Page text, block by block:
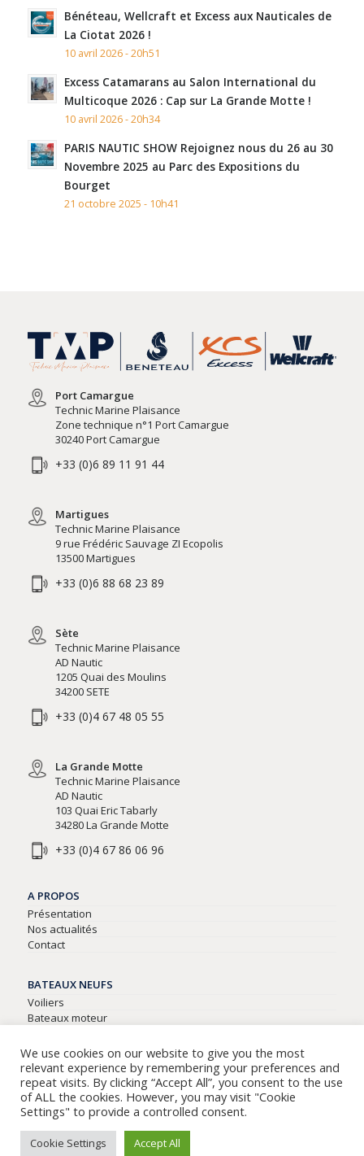
Bénéteau, Wellcraft et Excess aux Nauticales de
La Ciotat 2026 !
10 avril 2026 - 20h51
Excess Catamarans au Salon International du
Multicoque 2026 : Cap sur La Grande Motte !
10 avril 2026 - 20h34
PARIS NAUTIC SHOW Rejoignez nous du 26 au 30
Novembre 2025 au Parc des Expositions du
Bourget
21 octobre 2025 - 10h41
Port Camargue
Technic Marine Plaisance
Zone technique n°1 Port Camargue
30240 Port Camargue
+33 (0)6 89 11 91 44
Martigues
Technic Marine Plaisance
9 rue Frédéric Sauvage ZI Ecopolis
13500 Martigues
+33 (0)6 88 68 23 89
Sète
Technic Marine Plaisance
AD Nautic
1205 Quai des Moulins
34200 SETE
+33 (0)4 67 48 05 55
La Grande Motte
Technic Marine Plaisance
AD Nautic
103 Quai Eric Tabarly
34280 La Grande Motte
+33 (0)4 67 86 06 96
A PROPOS
Présentation
Nos actualités
Contact
BATEAUX NEUFS
Voiliers
Bateaux moteur
BATEAUX D’OCCASIONS
Tous nos bateaux d’occasion
We use cookies on our website to give you the most
relevant experience by remembering your preferences and
repeat visits. By clicking “Accept All”, you consent to the use
of ALL the cookies. However, you may visit "Cookie
Settings" to provide a controlled consent.
Cookie Settings Accept All